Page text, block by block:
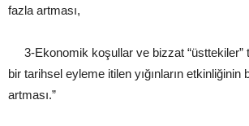
fazla artması,
3-Ekonomik koşullar ve bizzat “üsttekiler”
bir tarihsel eyleme itilen yığınların etkinliğinin
artması.”